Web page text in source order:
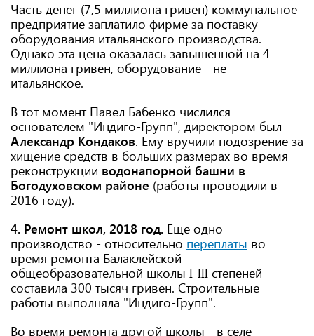
Часть денег (7,5 миллиона гривен) коммунальное
предприятие заплатило фирме за поставку
оборудования итальянского производства.
Однако эта цена оказалась завышенной на 4
миллиона гривен, оборудование - не
итальянское.
В тот момент Павел Бабенко числился
основателем "Индиго-Групп", директором был
Александр Кондаков. Ему вручили подозрение за
хищение средств в больших размерах во время
реконструкции водонапорной башни в
Богодуховском районе (работы проводили в
2016 году).
4. Ремонт школ, 2018 год. Еще одно
производство - относительно переплаты во
время ремонта Балаклейской
общеобразовательной школы І-ІІІ степеней
составила 300 тысяч гривен. Строительные
работы выполняла "Индиго-Групп".
Во время ремонта другой школы - в селе